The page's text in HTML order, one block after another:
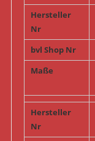
Hersteller
Nr
bvl Shop Nr
Maße
Hersteller
Nr